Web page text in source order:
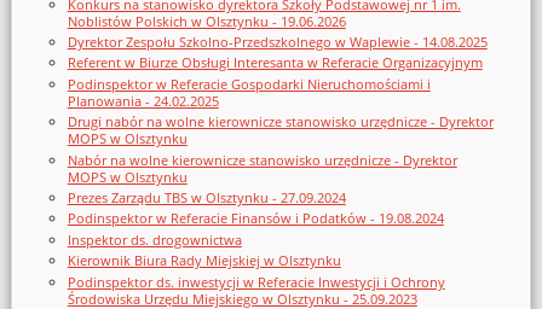
Konkurs na stanowisko dyrektora Szkoły Podstawowej nr 1 im.
Noblistów Polskich w Olsztynku - 19.06.2026
Dyrektor Zespołu Szkolno-Przedszkolnego w Waplewie - 14.08.2025
Referent w Biurze Obsługi Interesanta w Referacie Organizacyjnym
Podinspektor w Referacie Gospodarki Nieruchomościami i
Planowania - 24.02.2025
Drugi nabór na wolne kierownicze stanowisko urzędnicze - Dyrektor
MOPS w Olsztynku
Nabór na wolne kierownicze stanowisko urzędnicze - Dyrektor
MOPS w Olsztynku
Prezes Zarządu TBS w Olsztynku - 27.09.2024
Podinspektor w Referacie Finansów i Podatków - 19.08.2024
Inspektor ds. drogownictwa
Kierownik Biura Rady Miejskiej w Olsztynku
Podinspektor ds. inwestycji w Referacie Inwestycji i Ochrony
Środowiska Urzędu Miejskiego w Olsztynku - 25.09.2023